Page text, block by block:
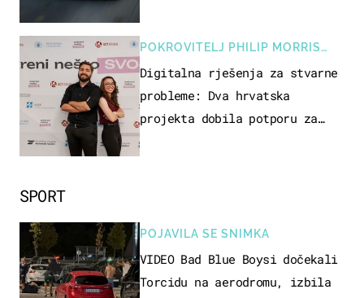
SPORT
POJAVILA SE SNIMKA
VIDEO Bad Blue Boysi dočekali
Torcidu na aerodromu, izbila
POKROVITELJ PHILIP MORRIS
ZAGREB
Digitalna rješenja za stvarne
probleme: Dva hrvatska
projekta dobila potporu za